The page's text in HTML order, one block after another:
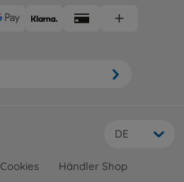
DE
Cookies Händler Shop